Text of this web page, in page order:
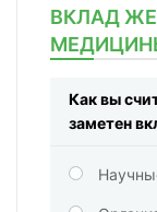
ВКЛАД
Как вы
заметен